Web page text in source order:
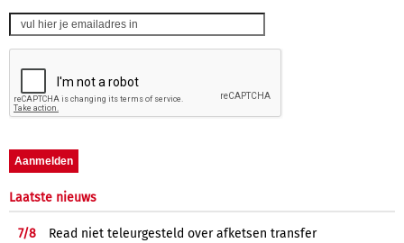
Laatste nieuws
7/8
Read niet teleurgesteld over afketsen transfer